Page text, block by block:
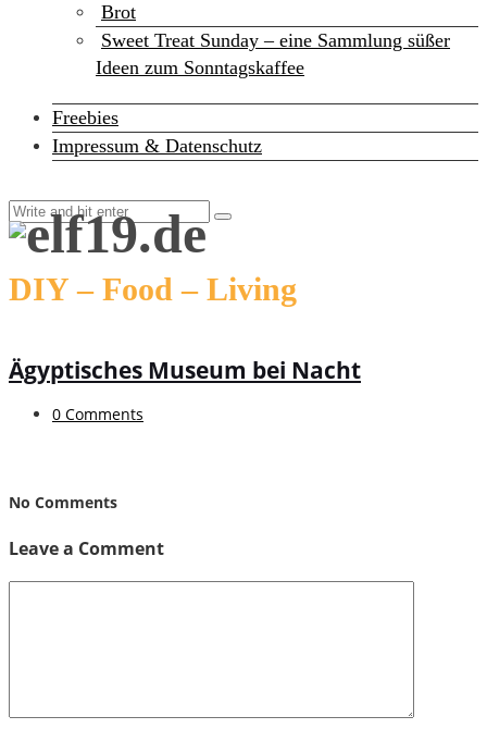
Brot
Sweet Treat Sunday – eine Sammlung süßer
Ideen zum Sonntagskaffee
Freebies
Impressum & Datenschutz
DIY – Food – Living
Ägyptisches Museum bei Nacht
0 Comments
No Comments
Leave a Comment